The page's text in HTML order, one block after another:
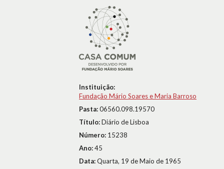
Instituição:
Fundação Mário Soares e Maria Barroso
Pasta:06560.098.19570
Título:Diário de Lisboa
Número: 15238
Ano:45
Data:Quarta, 19 de Maio de 1965